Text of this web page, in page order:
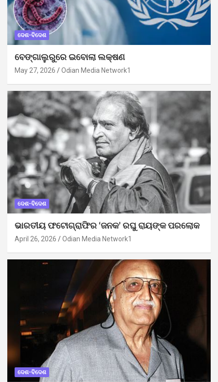
ଦେଶ-ବିଦେଶ
ବେଙ୍ଗାଲୁରୁରେ ଇବୋଲା ଲକ୍ଷଣ
May 27, 2026 Odian Media Network1
ଦେଶ-ବିଦେଶ
ଭାରତୀୟ ଫଟୋଗ୍ରାଫିର ‘ଜନକ’ ରଘୁ ରାୟଙ୍କ ପରଲୋକ
April 26, 2026 Odian Media Network1
ଦେଶ-ବିଦେଶ